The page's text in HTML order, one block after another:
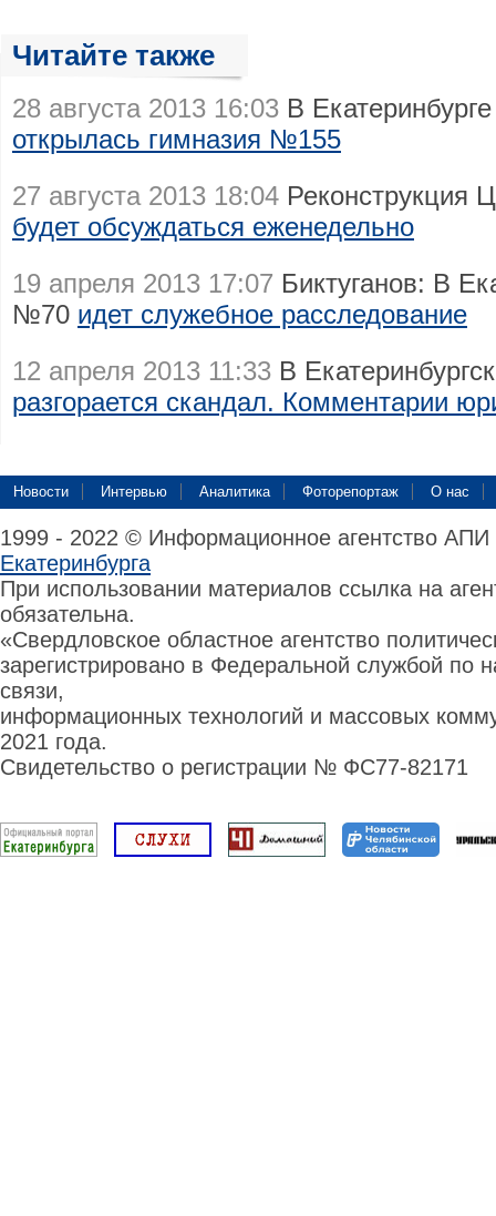
Читайте также
28 августа 2013 16:03 В
открылась гимназия №155
27 августа 2013 18:04 Реконструкция
будет обсуждаться еженедельно
19 апреля 2013 17:07 Биктуганов: В
№70 идет служебное расследование
12 апреля 2013 11:33 В
разгорается скандал. Комментарии
Новости Интервью Аналитика Фоторепортаж О нас
1999 - 2022 © Информационное агентство
Екатеринбурга
При использовании материалов ссылка на
обязательна.
«Свердловское областное агентство
зарегистрировано в Федеральной службой по
связи,
информационных технологий и массовых
2021 года.
Свидетельство о регистрации № ФС77-82171